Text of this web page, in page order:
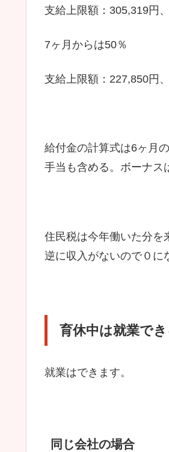
支給上限額：305,319円
7ヶ月からは50％
支給上限額：227,850円
給付金の計算式は6ヶ月
手当も含める。ボーナス
住民税は今年働いた分を
逆に収入がないので０に
育休中は就業で
就業はできます。
同じ会社の場合